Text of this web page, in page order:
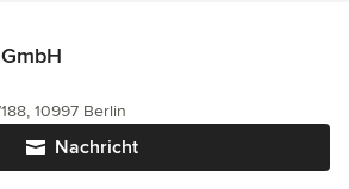
Nachricht
10997 Berlin